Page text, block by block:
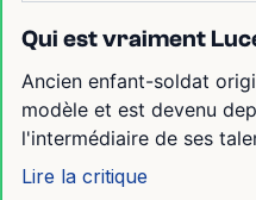
Qui est vraiment
Ancien enfant-soldat
modèle et est devenu
l'intermédiaire de ses
Lire la critique